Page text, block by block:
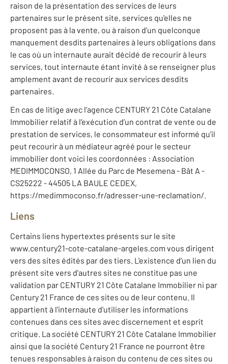
raison de la présentation des services de leurs
partenaires sur le présent site, services qu'elles ne
proposent pas à la vente, ou à raison d'un quelconque
manquement desdits partenaires à leurs obligations dans
le cas où un internaute aurait décidé de recourir à leurs
services, tout internaute étant invité à se renseigner plus
amplement avant de recourir aux services desdits
partenaires.
En cas de litige avec l’agence CENTURY 21 Côte Catalane
Immobilier relatif à l’exécution d’un contrat de vente ou de
prestation de services, le consommateur est informé qu’il
peut recourir à un médiateur agréé pour le secteur
immobilier dont voici les coordonnées : Association
MEDIMMOCONSO, 1 Allée du Parc de Mesemena - Bât A -
CS25222 - 44505 LA BAULE CEDEX,
https://medimmoconso.fr/adresser-une-reclamation/.
Liens
Certains liens hypertextes présents sur le site
www.century21-cote-catalane-argeles.com vous dirigent
vers des sites édités par des tiers. L'existence d'un lien du
présent site vers d'autres sites ne constitue pas une
validation par CENTURY 21 Côte Catalane Immobilier ni par
Century 21 France de ces sites ou de leur contenu. Il
appartient à l'internaute d'utiliser les informations
contenues dans ces sites avec discernement et esprit
critique. La société CENTURY 21 Côte Catalane Immobilier
ainsi que la société Century 21 France ne pourront être
tenues responsables à raison du contenu de ces sites ou